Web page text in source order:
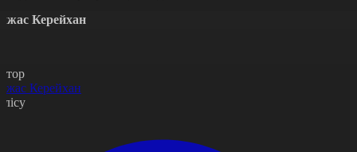
Керейхан
Керейхан